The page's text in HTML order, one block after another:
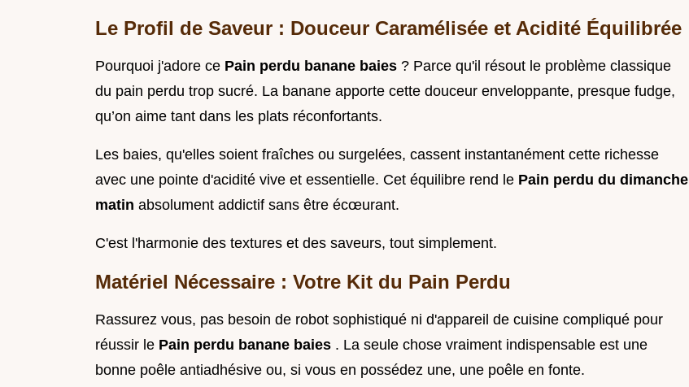
Le Profil de Saveur : Douceur Caramélisée et Acidité Équilibrée
Pourquoi j'adore ce Pain perdu banane baies ? Parce qu'il résout le problème classique
du pain perdu trop sucré. La banane apporte cette douceur enveloppante, presque fudge,
qu’on aime tant dans les plats réconfortants.
Les baies, qu'elles soient fraîches ou surgelées, cassent instantanément cette richesse
avec une pointe d'acidité vive et essentielle. Cet équilibre rend le Pain perdu du dimanche
matin absolument addictif sans être écœurant.
C'est l'harmonie des textures et des saveurs, tout simplement.
Matériel Nécessaire : Votre Kit du Pain Perdu
Rassurez vous, pas besoin de robot sophistiqué ni d'appareil de cuisine compliqué pour
réussir le Pain perdu banane baies . La seule chose vraiment indispensable est une
bonne poêle antiadhésive ou, si vous en possédez une, une poêle en fonte.